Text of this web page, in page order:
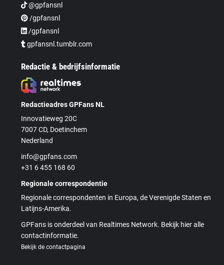
@gpfansnl
/gpfansnl
/gpfansnl
gpfansnl.tumblr.com
Redactie & bedrijfsinformatie
Redactieadres GPFans NL
Innovatieweg 20C
7007 CD, Doetinchem
Nederland
info@gpfans.com
+31 6 455 168 60
Regionale correspondentie
Regionale correspondenten in Europa, de Verenigde Staten en
Latijns-Amerika.
GPFans is onderdeel van Realtimes Network. Bekijk hier alle
contactinformatie.
Bekijk de contactpagina